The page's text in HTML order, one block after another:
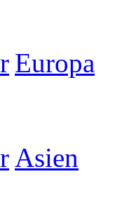
Europa
Asien